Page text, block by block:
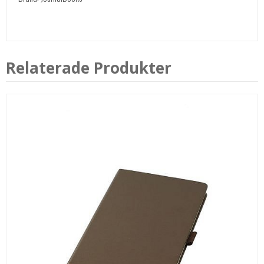
Relaterade Produkter